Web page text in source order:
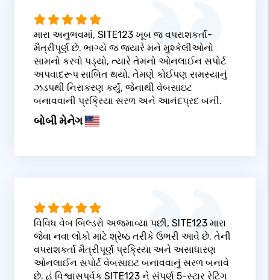
મારા અનુભવમાં, SITE123 ખૂબ જ વપરાશકર્તા-
મૈત્રીપૂર્ણ છે. ભાગ્યે જ જ્યારે મને મુશ્કેલીઓનો
સામનો કરવો પડ્યો, ત્યારે તેમનો ઓનલાઈન સપોર્ટ
અપવાદરૂપ સાબિત થયો. તેમણે કોઈપણ સમસ્યાનું
ઝડપથી નિરાકરણ કર્યું, જેનાથી વેબસાઇટ
બનાવવાની પ્રક્રિયા સરળ અને આનંદપ્રદ બની.
બોબી મેનેગ
વિવિધ વેબ બિલ્ડરો અજમાવ્યા પછી, SITE123 મારા
જેવા નવા લોકો માટે શ્રેષ્ઠ તરીકે ઉભરી આવે છે. તેની
વપરાશકર્તા મૈત્રીપૂર્ણ પ્રક્રિયા અને અસાધારણ
ઓનલાઈન સપોર્ટ વેબસાઇટ બનાવવાનું સરળ બનાવે
છે. હું વિશ્વાસપૂર્વક SITE123 ને સંપૂર્ણ 5-સ્ટાર રેટિંગ